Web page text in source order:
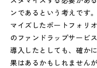
ンであるという考えです
マイズしたポートフォリ
のファンドラップサービ
導入したとしても、確か
果はあるかもしれません